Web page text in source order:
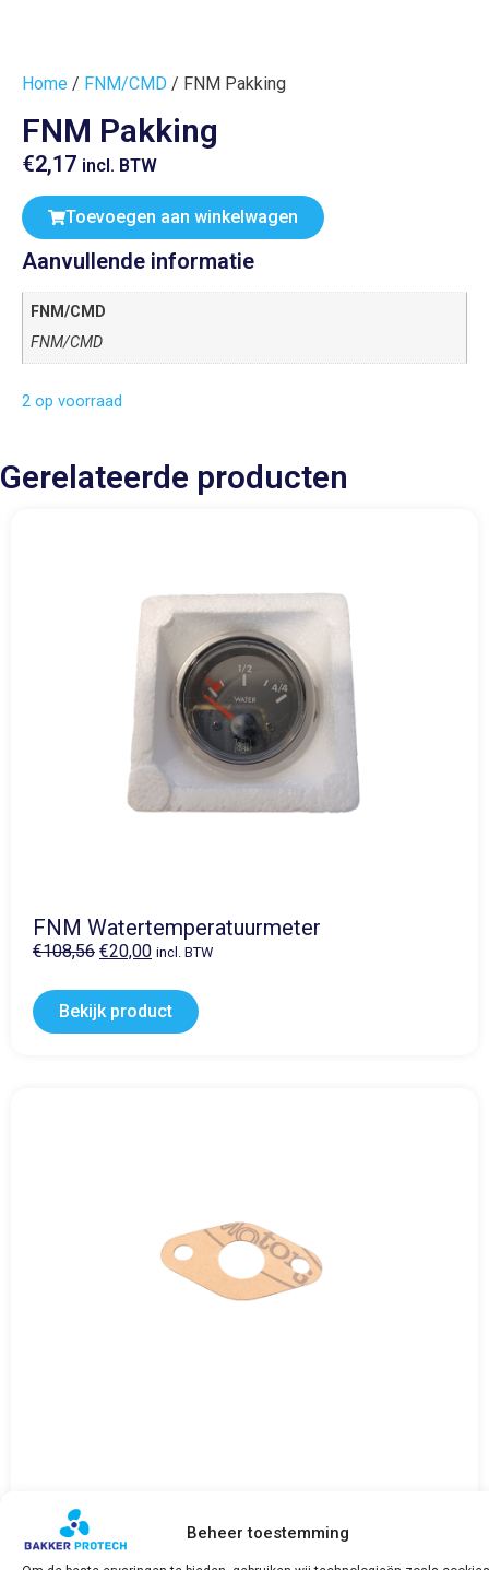
Beheer toestemming
Home / FNM/CMD / FNM Pakking
FNM Pakking
€2,17 incl. BTW
Toevoegen aan winkelwagen
Aanvullende informatie
FNM/CMD
FNM/CMD
2 op voorraad
Gerelateerde producten
FNM Watertemperatuurmeter
€108,56 €20,00 incl. BTW
Bekijk product
FNM Pakking/Gasket
1,65 incl. BTW